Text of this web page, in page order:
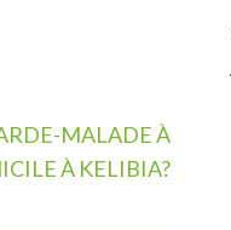
MALADE À
À KELIBIA?